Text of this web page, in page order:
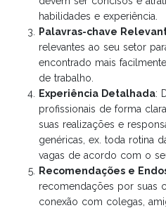
habilidades e experiência.
Palavras-chave
relevantes ao seu setor
encontrado mais
de trabalho.
Experiência Detalhada:
profissionais de forma
suas realizações e
genéricas, ex. toda rotina
vagas de acordo com o
Recomendações e
recomendações por suas
conexão com colegas,